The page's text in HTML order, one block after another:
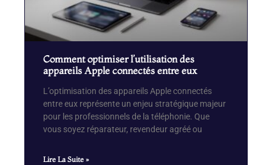
Comment optimiser l’utilisation des
appareils Apple connectés entre eux
L’optimisation des appareils Apple connectés
entre eux représente un enjeu stratégique majeur
pour les professionnels de la téléphonie. Que
vous soyez réparateur, revendeur agréé ou
Lire La Suite »